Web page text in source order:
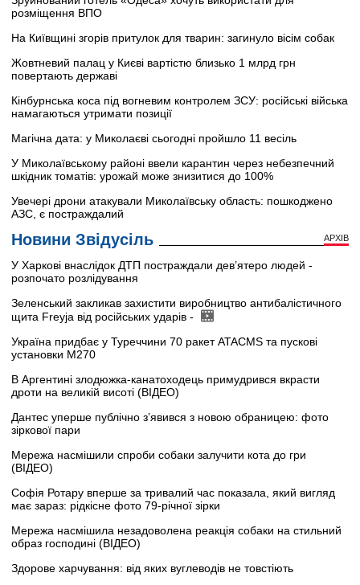
розміщення ВПО
На Київщині згорів притулок для тварин: загинуло вісім собак
Жовтневий палац у Києві вартістю близько 1 млрд грн
повертають державі
Кінбурнська коса під вогневим контролем ЗСУ: російські війська
намагаються утримати позиції
Магічна дата: у Миколаєві сьогодні пройшло 11 весіль
У Миколаївському районі ввели карантин через небезпечний
шкідник томатів: урожай може знизитися до 100%
Увечері дрони атакували Миколаївську область: пошкоджено
АЗС, є постраждалий
Новини Звідусіль АРХІВ
У Харкові внаслідок ДТП постраждали дев’ятеро людей -
розпочато розлідування
Зеленський закликав захистити виробництво антибалістичного
щита Freyja від російських ударів -
Україна придбає у Туреччини 70 ракет ATACMS та пускові
установки M270
В Аргентині злодюжка-канатоходець примудрився вкрасти
дроти на великій висоті (ВІДЕО)
Дантес уперше публічно з’явився з новою обраницею: фото
зіркової пари
Мережа насмішили спроби собаки залучити кота до гри
(ВІДЕО)
Софія Ротару вперше за тривалий час показала, який вигляд
має зараз: рідкісне фото 79-річної зірки
Мережа насмішила незадоволена реакція собаки на стильний
образ господині (ВІДЕО)
Здорове харчування: від яких вуглеводів не товстіють